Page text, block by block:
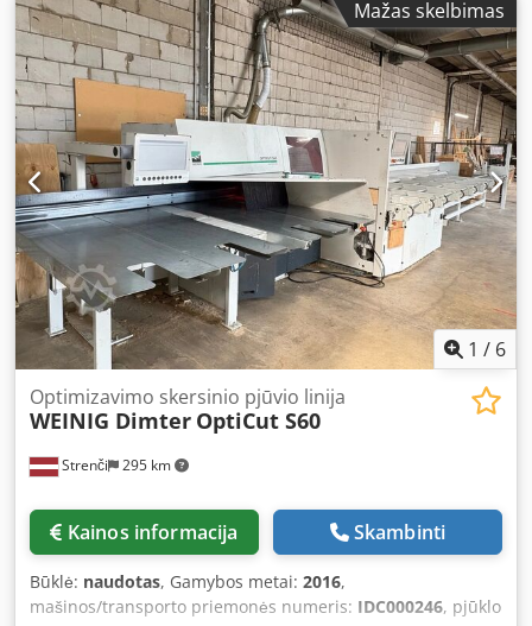
sistema). Išvado stalas – automatinis. 6 vnt. išstumiamosios
galvutės įrengtos kairiajame išvado stalo gale.
Optimizavimas su automatiniu gedimų nustatymu ir
automatine pjovimo schemų programavimu. Galima iš
karto pristatyti. Atitinka CE standartus. Dokumentai
pridedami.
Mažas skelbimas
1 / 6
Strenči 295 km
Optimizavimo skersinio pjūvio linija
WEINIG Dimter OptiCut S60
Kainos informacija Skambinti
Būklė: naudotas, Gamybos metai: 2016,
mašinos/transporto priemonės numeris: IDC000246, pjūklo